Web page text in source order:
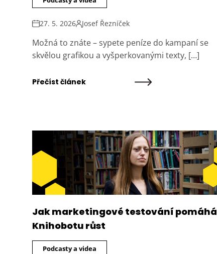
27. 5. 2026 Josef Řezníček
Možná to znáte – sypete peníze do kampaní se
skvělou grafikou a vyšperkovanými texty, […]
Přečíst článek
Jak marketingové testování pomáhá
Knihobotu růst
Podcasty a videa